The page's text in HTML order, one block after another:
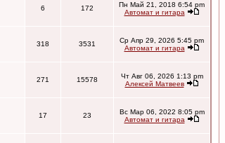
6 172
Пн Май 21, 2018 6:54 pm
Автомат и гитара
318 3531
Ср Апр 29, 2026 5:45 pm
Автомат и гитара
271 15578
Чт Авг 06, 2026 1:13 pm
Алексей Матвеев
17 23
Вс Мар 06, 2022 8:05 pm
Автомат и гитара